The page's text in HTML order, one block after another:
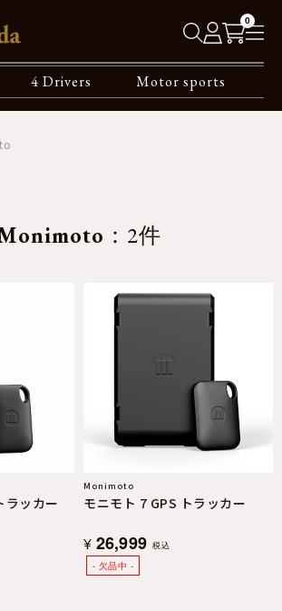
0
4 Drivers Motor sports
：2件
ッカー
Monimoto
モニモト 7 GPS トラッカー
¥ 26,999 税込